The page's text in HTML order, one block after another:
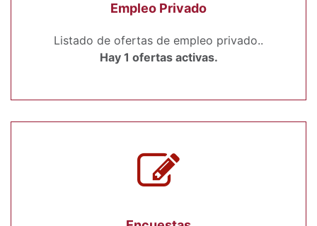
Empleo Privado
Listado de ofertas de empleo privado..
Hay 1 ofertas activas.